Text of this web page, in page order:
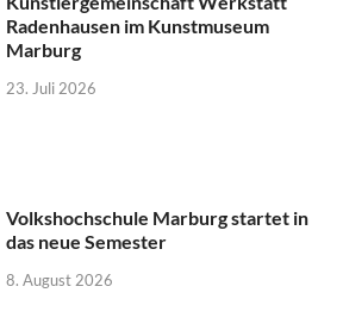
Radenhausen im Kunstmuseum
Marburg
23. Juli 2026
Volkshochschule Marburg startet in
das neue Semester
8. August 2026